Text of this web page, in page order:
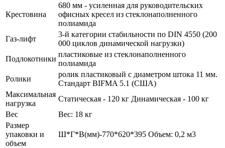
Крестовина
680 мм - усиленная для руководительских
офисных кресел из стеклонаполненного
полиамида
Газ-лифт
3-й категории стабильности по DIN 4550 (200
000 циклов динамической нагрузки)
Подлокотники
пластиковые из стеклонаполненного
полиамида
Ролики
ролик пластиковый с диаметром штока 11 мм.
Стандарт BIFMA 5.1 (США)
Максимальная
нагрузка
Статическая - 120 кг Динамическая - 100 кг
Вес
Вес: 18 кг
Размер
упаковки и
объем
Ш*Г*В(мм)-770*620*395 Объем: 0,2 м3